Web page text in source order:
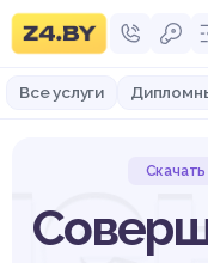
Все услуги